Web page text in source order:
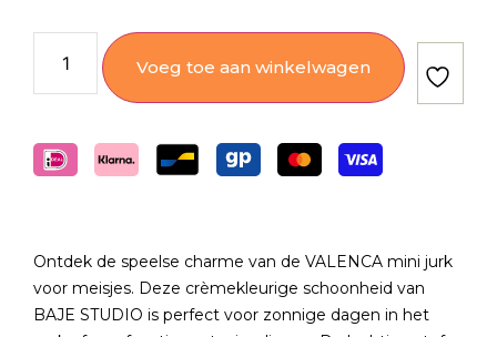
Voeg toe aan winkelwagen
Ontdek de speelse charme van de VALENCA mini jurk
voor meisjes. Deze crèmekleurige schoonheid van
BAJE STUDIO is perfect voor zonnige dagen in het